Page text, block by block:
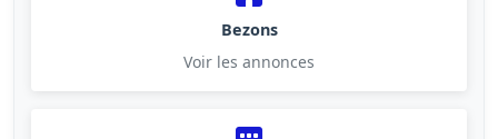
Bezons
Voir les annonces